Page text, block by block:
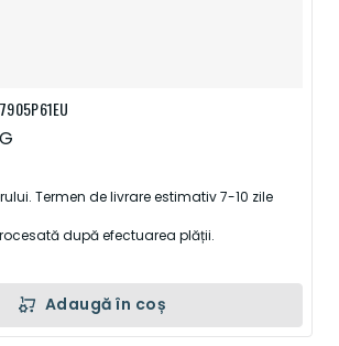
Termen de livrare estimativ 7-10 zile
după efectuarea plății.
Adaugă în coș